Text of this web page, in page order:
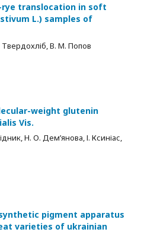
translocation in soft
L.) samples of
Твердохліб, В. М. Попов
weight glutenin
Vis.
Н. О. Дем’янова, І. Ксиніас,
pigment apparatus
varieties of ukrainian